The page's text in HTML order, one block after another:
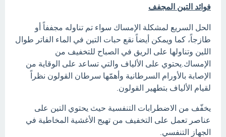
فوائد التين المجفف
الحل السريع لمشكلة الإمساك سواء تم تناوله مجففاً أو
طازجاً، كما ويمكن أيضاً نقع حبات التين في الماء الفاتر طوال
اللين وتناولها على الريق في الصباح للتخفيف من
الإمساك.يحتوي على الألياف والتي تساعد على الوقاية من
الإصابة بالأورام السرطانية وأهمّها سرطان القولون نظراً
لقيام الألياف بتطهير القولون.
يخفّف من الاضطرابات التنفسية حيث يحتوي التين على
عناصر تعمل على التخفيف من تهيج الأغشية المخاطية في
الجهاز التنفسي.